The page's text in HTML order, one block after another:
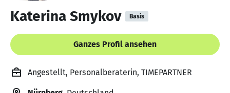
Katerina Smykov Basis
Ganzes Profil ansehen
Angestellt, Personalberaterin, TIMEPARTNER